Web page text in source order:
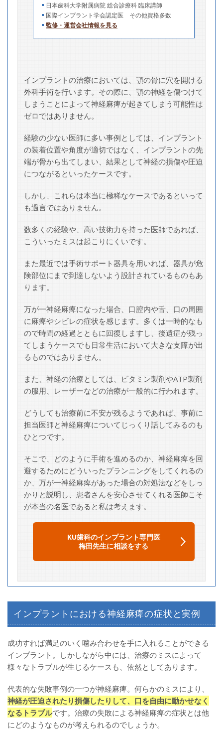
日本歯科大学附属病院 総合診療科 臨床講師
国際インプラント学会認定医 その他資格多数
監修・運営会社情報を見る
インプラントの治療においては、顎の骨に穴を開ける
外科手術を行います。その際に、顎の神経を傷つけて
しまうことによって神経麻痺が起きてしまう可能性は
ゼロではありません。
経験の少ない医師に多い事例としては、インプラント
の装着位置や角度が適切ではなく、インプラントの先
端が骨から出てしまい、結果として神経の損傷や圧迫
につながるといったケースです。
しかし、これらは本当に極稀なケースであるといって
も過言ではありません。
数多くの経験や、高い技術力を持った医師であれば、
こういったミスは起こりにくいです。
また最近では手術サポート器具を用いれば、器具が危
険部位にまで到達しないよう設計されているものもあ
ります。
万が一神経麻痺になった場合、口腔内や舌、口の周囲
に麻痺やシビレの症状を感じます。多くは一時的なも
ので時間の経過とともに回復しますし、後遺症が残っ
てしまうケースでも日常生活において大きな支障が出
るものではありません。
また、神経の治療としては、ビタミン製剤やATP製剤
の服用、レーザーなどの治療が一般的に行われます。
どうしても治療前に不安が残るようであれば、事前に
担当医師と神経麻痺についてじっくり話してみるのも
ひとつです。
そこで、どのように手術を進めるのか、神経麻痺を回
避するためにどういったプランニングをしてくれるの
か、万が一神経麻痺があった場合の対処法などをしっ
かりと説明し、患者さんを安心させてくれる医師こそ
が本当の名医であると私は考えます。
KU歯科のインプラント専門医
梅田先生に相談をする
インプラントにおける神経麻痺の症状と実例
成功すれば満足のいく噛み合わせを手に入れることができる
インプラント。しかしながら中には、治療のミスによって
様々なトラブルが生じるケースも、依然としてあります。
代表的な失敗事例の一つが神経麻痺。何らかのミスにより、
神経が圧迫されたり損傷したりして、口を自由に動かせなく
なるトラブルです。治療の失敗による神経麻痺の症状とは他
にどのようなものが考えられるのでしょうか。